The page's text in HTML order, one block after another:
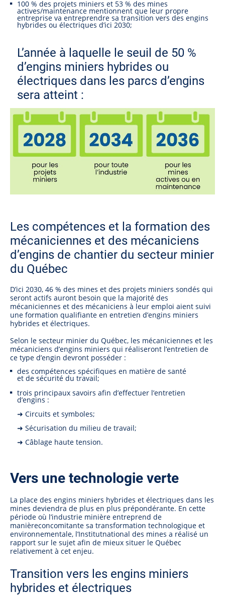
100 % des projets miniers et 53 % des mines
actives/maintenance mentionnent que leur propre
entreprise va entreprendre sa transition vers des engins
hybrides ou électriques d’ici 2030;
L’année à laquelle le seuil de 50 %
d’engins miniers hybrides ou
électriques dans les parcs d’engins
sera atteint :
Les compétences et la formation des
mécaniciennes et des mécaniciens
d’engins de chantier du secteur minier
du Québec
D’ici 2030, 46 % des mines et des projets miniers sondés qui
seront actifs auront besoin que la majorité des
mécaniciennes et des mécaniciens à leur emploi aient suivi
une formation qualifiante en entretien d’engins miniers
hybrides et électriques.
Selon le secteur minier du Québec, les mécaniciennes et les
mécaniciens d’engins miniers qui réaliseront l’entretien de
ce type d’engin devront posséder :
des compétences spécifiques en matière de santé
et de sécurité du travail;
trois principaux savoirs afin d’effectuer l’entretien
d’engins :
➜ Circuits et symboles;
➜ Sécurisation du milieu de travail;
➜ Câblage haute tension.
Vers une technologie verte
La place des engins miniers hybrides et électriques dans les
mines deviendra de plus en plus prépondérante. En cette
période où l’industrie minière entreprend de
manièreconcomitante sa transformation technologique et
environnementale, l’Institutnational des mines a réalisé un
rapport sur le sujet afin de mieux situer le Québec
relativement à cet enjeu.
Transition vers les engins miniers
hybrides et électriques